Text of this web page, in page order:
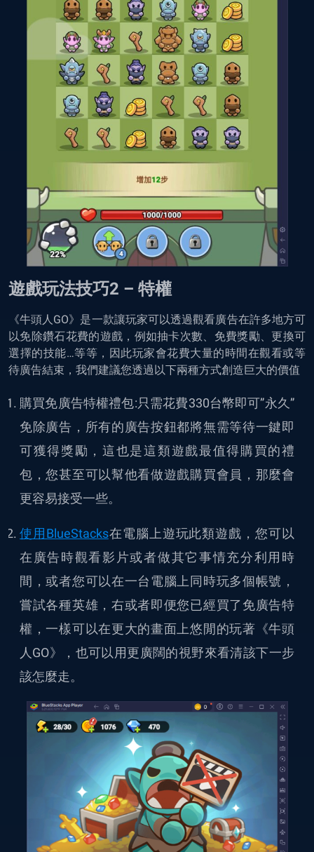
遊戲玩法技巧2 – 特權
《牛頭人GO》是一款讓玩家可以透過觀看廣告在許多地方可
以免除鑽石花費的遊戲，例如抽卡次數、免費獎勵、更換可
選擇的技能…等等，因此玩家會花費大量的時間在觀看或等
待廣告結束，我們建議您透過以下兩種方式創造巨大的價值
購買免廣告特權禮包:只需花費330台幣即可”永久”
免除廣告，所有的廣告按鈕都將無需等待一鍵即
可獲得獎勵，這也是這類遊戲最值得購買的禮
包，您甚至可以幫他看做遊戲購買會員，那麼會
更容易接受一些。
使用BlueStacks在電腦上遊玩此類遊戲，您可以
在廣告時觀看影片或者做其它事情充分利用時
間，或者您可以在一台電腦上同時玩多個帳號，
嘗試各種英雄，右或者即便您已經買了免廣告特
權，一樣可以在更大的畫面上悠閒的玩著《牛頭
人GO》，也可以用更廣闊的視野來看清該下一步
該怎麼走。